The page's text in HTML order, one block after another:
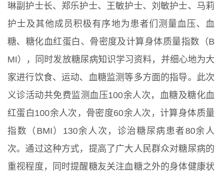
琳副护士长、郑乐护士、王敏护士、刘敏护士、马莉
护士及其他成员积极有序地为患者们测量血压、血
糖、糖化血红蛋白、骨密度及计算身体质量指数（B
MI），同时发放糖尿病知识学习资料，并细心地为大
家进行饮食、运动、血糖监测等多方面的指导。此次
义诊活动共免费监测血压100余人次，血糖及糖化血
红蛋白100余人次，骨密度60余人次，计算身体质量
指数（BMI）130余人次，诊治糖尿病患者80余人
次。通过这种方式，提高了广大人民群众对糖尿病的
重视程度，同时提醒糖友关注血糖之外的身体健康状